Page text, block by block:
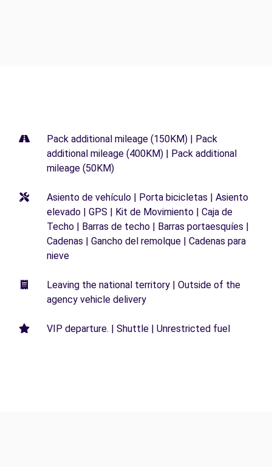
Pack additional mileage (150KM) | Pack
additional mileage (400KM) | Pack additional
mileage (50KM)
Asiento de vehículo | Porta bicicletas | Asiento
elevado | GPS | Kit de Movimiento | Caja de
Techo | Barras de techo | Barras portaesquíes |
Cadenas | Gancho del remolque | Cadenas para
nieve
Leaving the national territory | Outside of the
agency vehicle delivery
VIP departure. | Shuttle | Unrestricted fuel